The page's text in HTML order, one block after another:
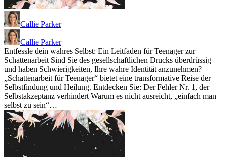
Callie Parker
Callie Parker
Entfessle dein wahres Selbst: Ein Leitfaden für Teenager zur
Schattenarbeit Sind Sie des gesellschaftlichen Drucks überdrüssig
und haben Schwierigkeiten, Ihre wahre Identität anzunehmen?
„Schattenarbeit für Teenager“ bietet eine transformative Reise der
Selbstfindung und Heilung. Entdecken Sie: Der Fehler Nr. 1, der
Selbstakzeptanz verhindert Warum es nicht ausreicht, „einfach man
selbst zu sein“…